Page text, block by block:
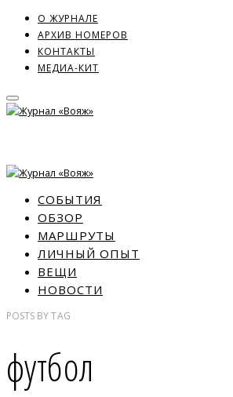
О ЖУРНАЛЕ
АРХИВ НОМЕРОВ
КОНТАКТЫ
МЕДИА-КИТ
СОБЫТИЯ
ОБЗОР
МАРШРУТЫ
ЛИЧНЫЙ ОПЫТ
ВЕЩИ
НОВОСТИ
POSTS BYTAG
футбол